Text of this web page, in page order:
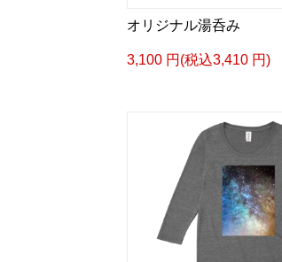
オリジナル湯呑み
3,100 円(税込3,410 円)